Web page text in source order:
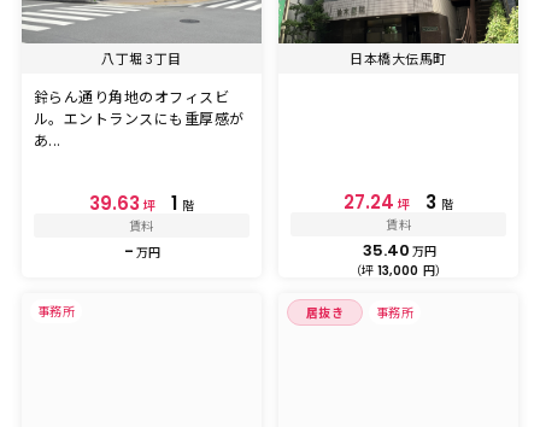
八丁堀 3丁目
鈴らん通り角地のオフィスビ
ル。エントランスにも重厚感が
あ...
39.63 坪 1 階
賃料
- 万円
日本橋大伝馬町
27.24 坪 3 階
賃料
35.40 万円
（坪 13,000 円）
事務所 居抜き 事務所